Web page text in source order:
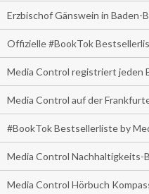
Erzbischof Gänswein in Baden-
Offizielle #BookTok
Media Control registriert jeden
Media Control auf der
#BookTok Bestsellerliste by
Media Control Nachhaltigkeits-
Media Control Hörbuch